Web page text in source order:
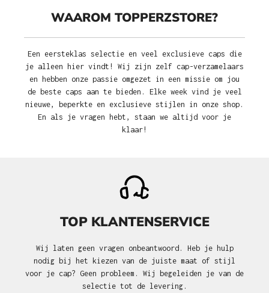
WAAROM TOPPERZSTORE?
Een eersteklas selectie en veel exclusieve caps die
je alleen hier vindt! Wij zijn zelf cap-verzamelaars
en hebben onze passie omgezet in een missie om jou
de beste caps aan te bieden. Elke week vind je veel
nieuwe, beperkte en exclusieve stijlen in onze shop.
En als je vragen hebt, staan we altijd voor je
klaar!
TOP KLANTENSERVICE
Wij laten geen vragen onbeantwoord. Heb je hulp
nodig bij het kiezen van de juiste maat of stijl
voor je cap? Geen probleem. Wij begeleiden je van de
selectie tot de levering.